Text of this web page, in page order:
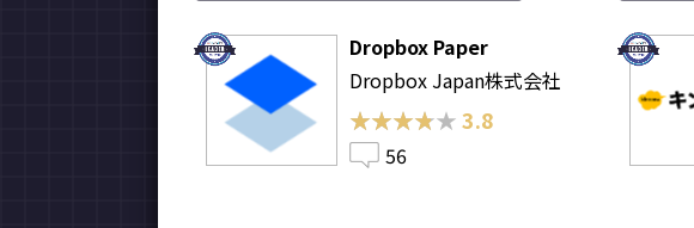
Dropbox Paper
Dropbox Japan株式会社
★★★★★
★★★★★3.8
56